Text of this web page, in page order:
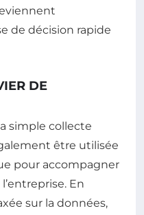
de décision rapide
DE
simple collecte
être utilisée
pour accompagner
En
sur la données,